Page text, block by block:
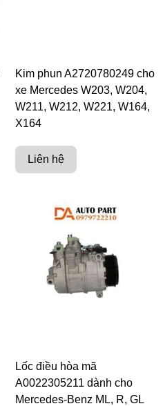
Kim phun A2720780249 cho
xe Mercedes W203, W204,
W211, W212, W221, W164,
X164
Liên hệ
Lốc điều hòa mã
A0022305211 dành cho
Mercedes-Benz ML, R, GL